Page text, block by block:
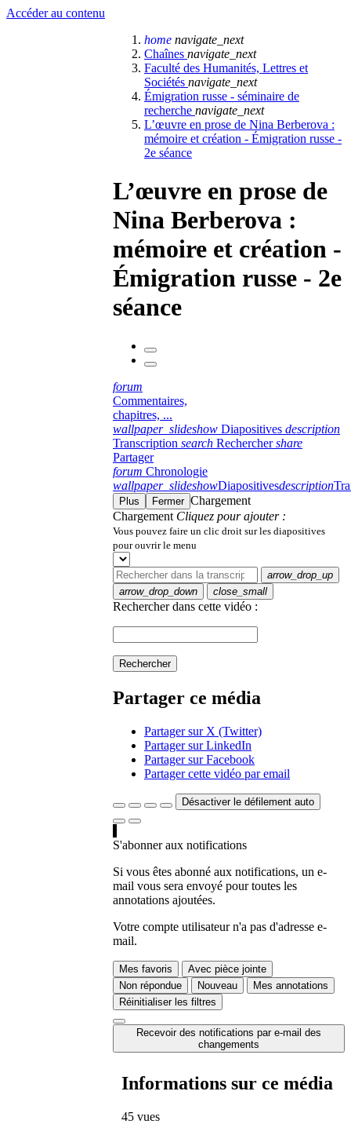
Accéder au contenu
home navigate_next
Chaînes navigate_next
Faculté des Humanités, Lettres et
Sociétés navigate_next
Émigration russe - séminaire de
recherche navigate_next
L’œuvre en prose de Nina Berberova :
mémoire et création - Émigration russe -
2e séance
L’œuvre en prose de
Nina Berberova :
mémoire et création -
Émigration russe - 2e
séance
forum
Commentaires,
chapitres, ...
wallpaper_slideshow Diapositives description
Transcription search Rechercher share
Partager
forum Chronologie
wallpaper_slideshowDiapositivesdescription
Plus Fermer Chargement
Chargement Cliquez pour ajouter :
Vous pouvez faire un clic droit sur les diapositives
pour ouvrir le menu
arrow_drop_up
arrow_drop_down
close_small
Rechercher dans cette vidéo :
Rechercher
Partager ce média
Partager sur X (Twitter)
Partager sur LinkedIn
Partager sur Facebook
Partager cette vidéo par email
Désactiver le défilement auto
S'abonner aux notifications
Si vous êtes abonné aux notifications, un e-
mail vous sera envoyé pour toutes les
annotations ajoutées.
Votre compte utilisateur n'a pas d'adresse e-
mail.
Mes favoris
Avec pièce jointe
Non répondue
Nouveau
Mes annotations
Réinitialiser les filtres
Recevoir des notifications par e-mail des
changements
Informations sur ce média
45 vues